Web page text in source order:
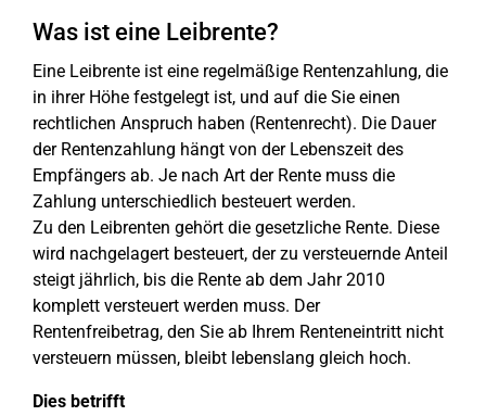
Was ist eine Leibrente?
Eine Leibrente ist eine regelmäßige Rentenzahlung, die
in ihrer Höhe festgelegt ist, und auf die Sie einen
rechtlichen Anspruch haben (Rentenrecht). Die Dauer
der Rentenzahlung hängt von der Lebenszeit des
Empfängers ab. Je nach Art der Rente muss die
Zahlung unterschiedlich besteuert werden.
Zu den Leibrenten gehört die gesetzliche Rente. Diese
wird nachgelagert besteuert, der zu versteuernde Anteil
steigt jährlich, bis die Rente ab dem Jahr 2010
komplett versteuert werden muss. Der
Rentenfreibetrag, den Sie ab Ihrem Renteneintritt nicht
versteuern müssen, bleibt lebenslang gleich hoch.
Dies betrifft